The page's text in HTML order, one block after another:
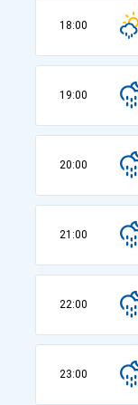
18:00
19:00
20:00
21:00
22:00
23:00